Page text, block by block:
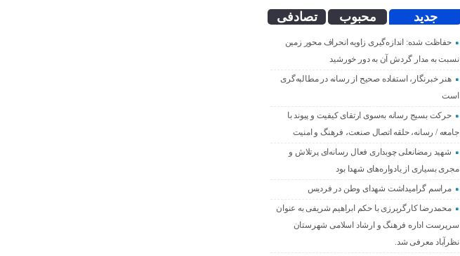
جدید محبوب تصادفی
حفاظت شده: اندازه‌گیری زاویه انحراف محور زمین
نسبت به مدار گردش آن به دور خورشید
هنر خبرنگار، استفاده صحیح از رسانه در مطالبه‌گری
است
حرکت بسیج رسانه به‌سوی ارتقای کیفیت و پیوند با
جامعه / رسانه، حلقه اتصال صنعت، فرهنگ و امنیت
شهید رمضانعلی چوبداری فعال رسانه‌ای پرتلاش و
مجری بسیاری از یادواره‌های شهدا بود
مراسم گرامیداشت شهدای وطن در فردیس
محمدرضا کارگربرزی با حکم ابراهیم شریفی به عنوان
سرپرست اداره فرهنگ و ارشاد اسلامی شهرستان
نظرآباد معرفی شد.